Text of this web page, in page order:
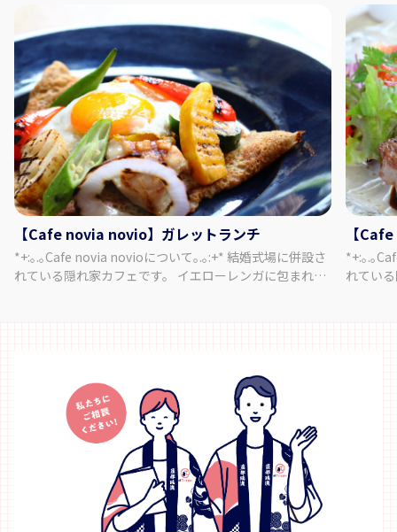
【Cafe novia novio】ガレットランチ
*+:｡.｡Cafe novia novioについて｡.｡:+* 結婚式場に併設さ
れている隠れ家カフェです。 イエローレンガに包まれた
そば粉を100％使用したもっちりとした食感がこだわり
のガレットランチです♪ ※貸し切りになっている場合が
ございますのでHPカレンダーをご確認ください 【所在
地】 〒770-8052 徳島県徳島市沖浜2-43 【HP】
https://novia-novio.com/cafe_home/ 【Instagram】
https://www.instagram.com/cafe_novia_novio/
【
*+:｡.｡Cafe
れてい